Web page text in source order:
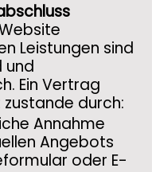
Leistungen sind
und
Ein Vertrag
durch:
Annahme
Angebots
oder E-